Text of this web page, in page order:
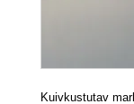
Kuivkustutav